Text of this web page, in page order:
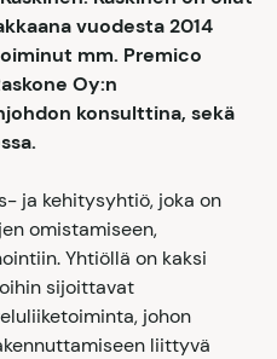
vuodesta 2014
mm. Premico
Oy:n
konsulttina, sekä
ja kehitysyhtiö, joka on
omistamiseen,
Yhtiöllä on kaksi
sijoittavat
johon
liittyvä